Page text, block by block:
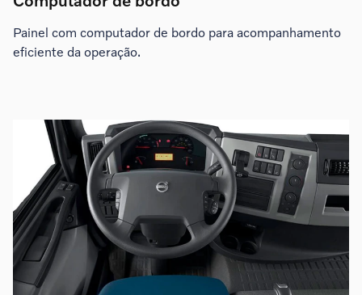
Painel com computador de bordo para acompanhamento
eficiente da operação.